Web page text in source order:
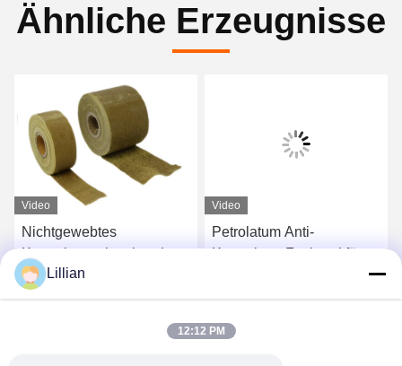
Ähnliche Erzeugnisse
Video
Nichtgewebtes
Korrosionsschutzband
aus Petrolatum in großen
Mengen 1,5 kg pro m2
Beste Preis
Video
Petrolatum Anti-
Korrosions-Fettband für
Beste Preis
Lillian
12:12 PM